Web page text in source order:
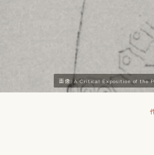
画像: A Critical Exposition of the